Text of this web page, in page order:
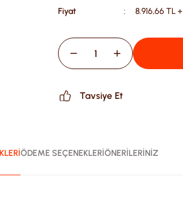
Fiyat
8.916,66 TL
Tavsiye Et
ÖDEME SEÇENEKLERİÖNERİLERİNİZ